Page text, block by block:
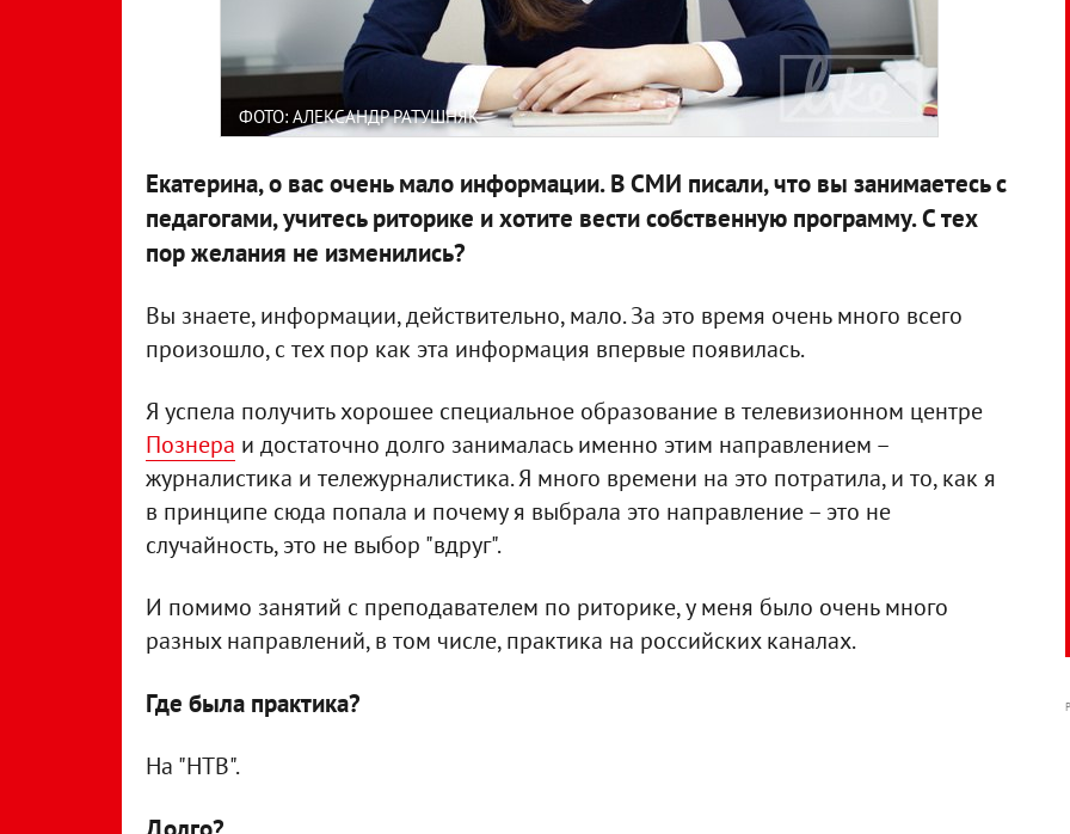
ФОТО: АЛЕКСАНДР РАТУШНЯК
Екатерина, о вас очень мало информации. В СМИ писали, что вы занимаетесь с
педагогами, учитесь риторике и хотите вести собственную программу. С тех
пор желания не изменились?
Вы знаете, информации, действительно, мало. За это время очень много всего
произошло, с тех пор как эта информация впервые появилась.
Я успела получить хорошее специальное образование в телевизионном центре
Познера и достаточно долго занималась именно этим направлением –
журналистика и тележурналистика. Я много времени на это потратила, и то, как я
в принципе сюда попала и почему я выбрала это направление – это не
случайность, это не выбор "вдруг".
И помимо занятий с преподавателем по риторике, у меня было очень много
разных направлений, в том числе, практика на российских каналах.
Где была практика?
На "НТВ".